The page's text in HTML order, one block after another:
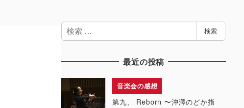
検
索
検索
最近の投稿
音楽会の感想
第九、 Reborn 〜沖澤のどか指